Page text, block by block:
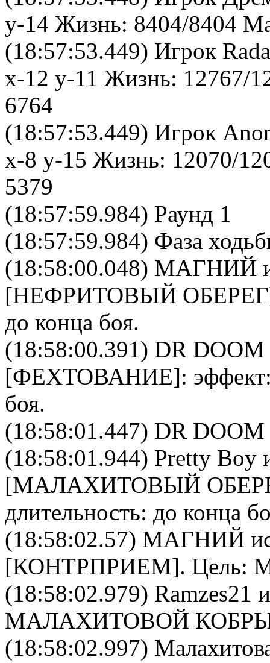
y-14 Жизнь: 8404/8404
(18:57:53.449) Игрок
x-12 y-11 Жизнь: 12767/
6764
(18:57:53.449) Игрок
x-8 y-15 Жизнь: 12070/
5379
(18:57:59.984) Раунд 1
(18:57:59.984) Фаза
(18:58:00.048) МАГНИЙ
[НЕФРИТОВЫЙ ОБЕРЕГ
до конца боя.
(18:58:00.391) DR DOOM
[ФЕХТОВАНИЕ]:
боя.
(18:58:01.447) DR DOOM
(18:58:01.944) Pretty Boy
[МАЛАХИТОВЫЙ
длительность: до конца
(18:58:02.57) МАГНИЙ
[КОНТРПРИЕМ]. Цель:
(18:58:02.979) Ramzes21
МАЛАХИТОВОЙ
(18:58:02.997)